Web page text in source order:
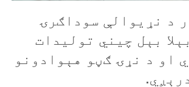
د نړیوالې سوداګرۍ
بېل چيني تولیدات
او د نړۍ ګڼو هېوادونو